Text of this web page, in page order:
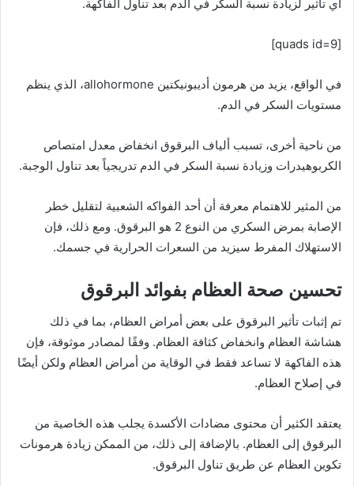
أي تأثير لزيادة نسبة السكر في الدم بعد تناول الفاكهة.
[quads id=9]
في الواقع، يزيد من هرمون أديبونيكتين allohormone، الذي ينظم
مستويات السكر في الدم.
من ناحية أخرى، تسبب ألياف البرقوق انخفاض معدل امتصاص
الكربوهيدرات وزيادة نسبة السكر في الدم تدريجياً بعد تناول الوجبة.
من المثير للاهتمام معرفة أن أحد الفواكه الشعبية لتقليل خطر
الإصابة بمرض السكري من النوع 2 هو البرقوق. ومع ذلك، فإن
الاستهلاك المفرط سيزيد من السعرات الحرارية في جسمك.
تحسين صحة العظام بفوائد البرقوق
تم إثبات تأثير البرقوق على بعض أمراض العظام، بما في ذلك
هشاشة العظام وانخفاض كثافة العظام. وفقًا لمصادر موثوقة، فإن
هذه الفاكهة لا تساعد فقط في الوقاية من أمراض العظام ولكن أيضًا
في إصلاح العظام.
يعتقد الكثير أن محتوى مضادات الأكسدة يجلب هذه الخاصية من
البرقوق إلى العظام. بالإضافة إلى ذلك، من الممكن زيادة هرمونات
تكوين العظام عن طريق تناول البرقوق.